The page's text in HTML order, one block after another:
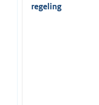
regeling